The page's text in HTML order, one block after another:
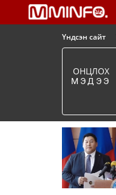
Үндсэн сайт
ОНЦЛОХ
МЭДЭЭ